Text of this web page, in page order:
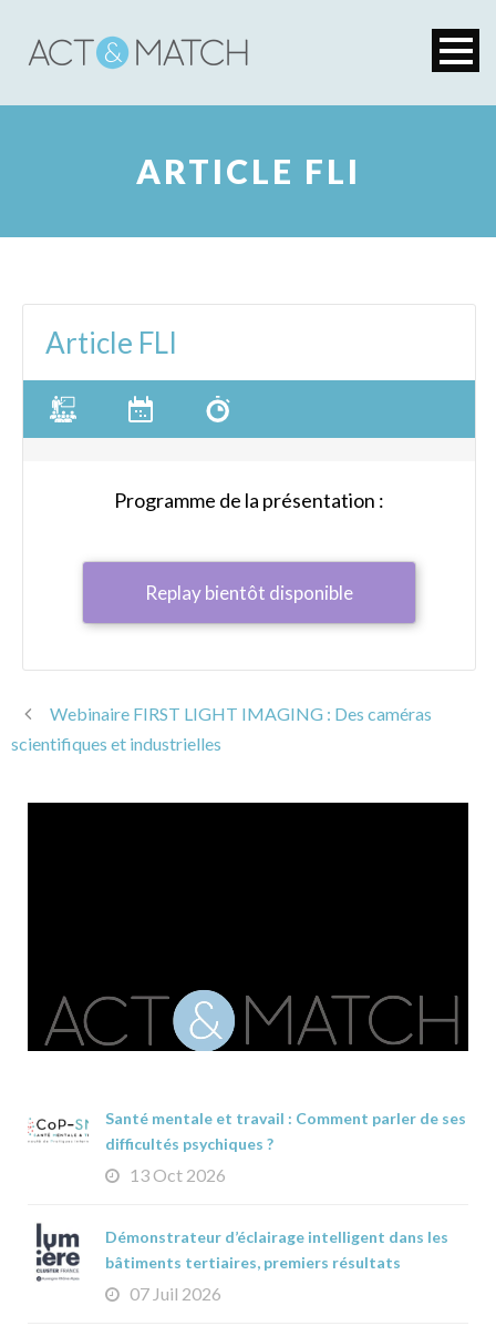
ARTICLE FLI
Article FLI
Programme de la présentation :
Replay bientôt disponible
Webinaire FIRST LIGHT IMAGING : Des caméras
scientifiques et industrielles
Santé mentale et travail : Comment parler de ses
difficultés psychiques ?
13 Oct 2026
Démonstrateur d’éclairage intelligent dans les
bâtiments tertiaires, premiers résultats
07 Juil 2026